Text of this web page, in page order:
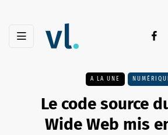
A LA UNE
Le code source
Wide Web mis